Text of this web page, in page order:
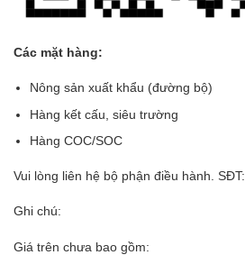
Các mặt hàng:
Nông sản xuất khẩu (đường bộ)
Hàng kết cấu, siêu trường
Hàng COC/SOC
Vui lòng liên hệ bộ phận điều hành. SĐT:
Ghi chú:
Giá trên chưa bao gồm: